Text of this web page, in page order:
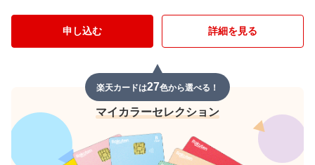
申し込む 詳細を見る
楽天カードは27色から選べる！
マイカラーセレクション